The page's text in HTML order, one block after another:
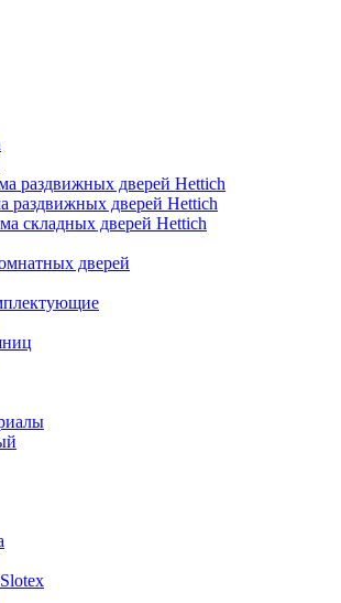
раздвижных дверей Hettich
раздвижных дверей Hettich
складных дверей Hettich
дверей